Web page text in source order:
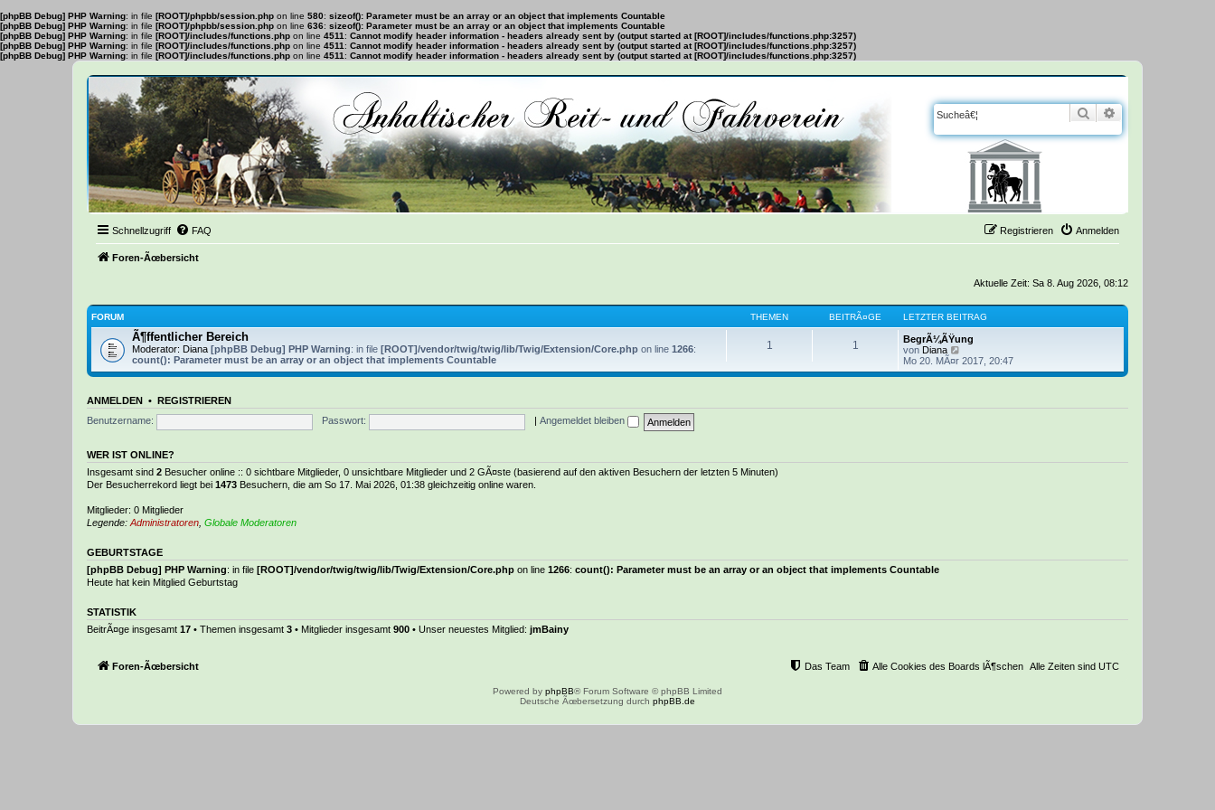
[phpBB Debug] PHP Warning: in file [ROOT]/phpbb/session.php on line 580: sizeof(): Parameter must be an array or an object that implements Countable
[phpBB Debug] PHP Warning: in file [ROOT]/phpbb/session.php on line 636: sizeof(): Parameter must be an array or an object that implements Countable
[phpBB Debug] PHP Warning: in file [ROOT]/includes/functions.php on line 4511 : Cannot modify header information - headers already sent by (output started at [ROOT]/includes/functions.php:3257)
[phpBB Debug] PHP Warning: in file [ROOT]/includes/functions.php on line 4511 : Cannot modify header information - headers already sent by (output started at [ROOT]/includes/functions.php:3257)
[phpBB Debug] PHP Warning: in file [ROOT]/includes/functions.php on line 4511 : Cannot modify header information - headers already sent by (output started at [ROOT]/includes/functions.php:3257)
Suche
Schnellzugriff FAQ Anmelden
Registrieren
Foren-Ãœbersicht
Aktuelle Zeit: Sa 8. Aug 2026, 08:12
FORUM THEMEN BEITRÃ¤GE LETZTER BEITRAG
Ã¶ffentlicher Bereich
Moderator: Diana [phpBB Debug] PHP Warning: in file [ROOT]/vendor/twig/twig/lib/Twig/Extension/Core.php on line 1266:
count(): Parameter must be an array or an object that implements Countable
1 1
BegrÃ¼ÃŸung
von Diana
e
u
Mo 20. MÃ¤r 2017, 20:47
ANMELDEN • REGISTRIEREN
Benutzername:
Passwort: Angemeldet bleiben
WER IST ONLINE?
Insgesamt sind 2 Besucher online :: 0 sichtbare Mitglieder, 0 unsichtbare Mitglieder und 2 GÃ¤ste (basierend auf den aktiven Besuchern der letzten 5 Minuten)
Der Besucherrekord liegt bei 1473 Besuchern, die am So 17. Mai 2026, 01:38 gleichzeitig online waren.
Mitglieder: 0 Mitglieder
Legende: Administratoren Globale Moderatoren
GEBURTSTAGE
[phpBB Debug] PHP Warning: in file [ROOT]/vendor/twig/twig/lib/Twig/Extension/Core.php on line 1266: count(): Parameter must be an array or an object that implements Countable
Heute hat kein Mitglied Geburtstag
STATISTIK
BeitrÃ¤ge insgesamt 17 • Themen insgesamt 3 • Mitglieder insgesamt 900 • Unser neuestes Mitglied: jmBainy
Foren-Ãœbersicht Alle Zeiten sind UTC
Alle Cookies des Boards lÃ¶schen
Das Team
Powered by phpBB® Forum Software © phpBB Limited
Deutsche Ãœbersetzung durch phpBB.de